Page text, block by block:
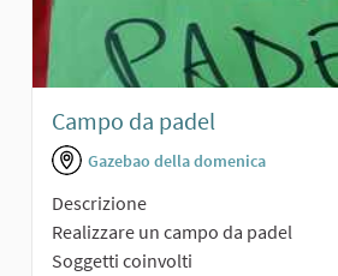
Campo da padel
Gazebao della domenica
Descrizione
Realizzare un campo da padel
Soggetti coinvolti